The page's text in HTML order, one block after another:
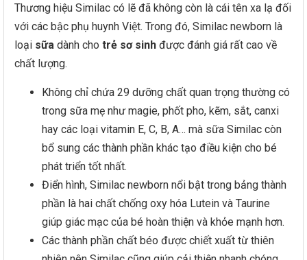
Thương hiệu Similac có lẽ đã không còn là cái tên xa lạ đối
với các bậc phụ huynh Việt. Trong đó, Similac newborn là
loại sữa dành cho trẻ sơ sinh được đánh giá rất cao về
chất lượng.
Không chỉ chứa 29 dưỡng chất quan trọng thường có
trong sữa mẹ như magie, phốt pho, kẽm, sắt, canxi
hay các loại vitamin E, C, B, A… mà sữa Similac còn
bổ sung các thành phần khác tạo điều kiện cho bé
phát triển tốt nhất.
Điển hình, Similac newborn nổi bật trong bảng thành
phần là hai chất chống oxy hóa Lutein và Taurine
giúp giác mạc của bé hoàn thiện và khỏe mạnh hơn.
Các thành phần chất béo được chiết xuất từ thiên